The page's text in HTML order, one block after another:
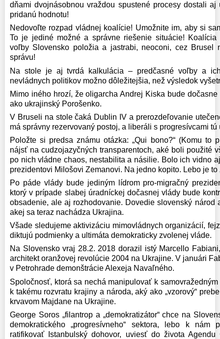
dňami dvojnásobnou vraždou spustené procesy dostali
pridanú hodnotu!
Nedovoľte rozpad vládnej koalície! Umožnite im, aby si
To je jediné možné a správne riešenie situácie! Koalícia
voľby Slovensko položia a jastrabi, neoconi, cez Brusel
správu!
Na stole je aj tvrdá kalkulácia – predčasné voľby a
nevládnych politikov možno dôležitejšia, než výsledok
Mimo iného hrozí, že oligarcha Andrej Kiska bude
ako ukrajinský Porošenko.
V Bruseli na stole čaká Dublin IV a prerozdeľovanie
má správny rezervovaný postoj, a liberáli s progresívcami
Položte si predsa známu otázka: „Qui bono?“ (Komu to
nájsť na cudzojazyčných transparentoch, aké boli použité
po nich vládne chaos, nestabilita a násilie. Bolo ich vidno
prezidentovi Milošovi Zemanovi. Na jedno kopito. Lebo je to
Po páde vlády bude jediným lídrom pro-migračný
ktorý v prípade slabej úradníckej dočasnej vlády bude
obsadenie, ale aj rozhodovanie. Dovedie slovenský národ
akej sa teraz nachádza Ukrajina.
Všade sledujeme aktivizáciu mimovládnych organizácií,
diktujú podmienky a ultimáta demokraticky zvolenej vláde.
Na Slovensko vraj 28.2. 2018 dorazil istý Marcello
architekt oranžovej revolúcie 2004 na Ukrajine. V januári
v Petrohrade demonštrácie Alexeja Navaľného.
Spoločnosť, ktorá sa nechá manipulovať k
k takému rozvratu krajiny a národa, aký ako „vzorový“
krvavom Majdane na Ukrajine.
George Soros „filantrop a „demokratizátor“ chce na
demokratického „progresívneho“ sektora, lebo k nám
ratifikovať Istanbulský dohovor, uviesť do života